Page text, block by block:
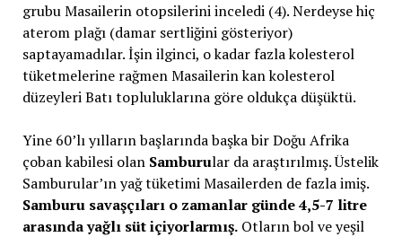
grubu Masailerin otopsilerini inceledi (4). Nerdeyse hiç
aterom plağı (damar sertliğini gösteriyor)
saptayamadılar. İşin ilginci, o kadar fazla kolesterol
tüketmelerine rağmen Masailerin kan kolesterol
düzeyleri Batı topluluklarına göre oldukça düşüktü.
Yine 60’lı yılların başlarında başka bir Doğu Afrika
çoban kabilesi olan Samburular da araştırılmış. Üstelik
Samburular’ın yağ tüketimi Masailerden de fazla imiş.
Samburu savaşçıları o zamanlar günde 4,5-7 litre
arasında yağlı süt içiyorlarmış.Otların bol ve yeşil